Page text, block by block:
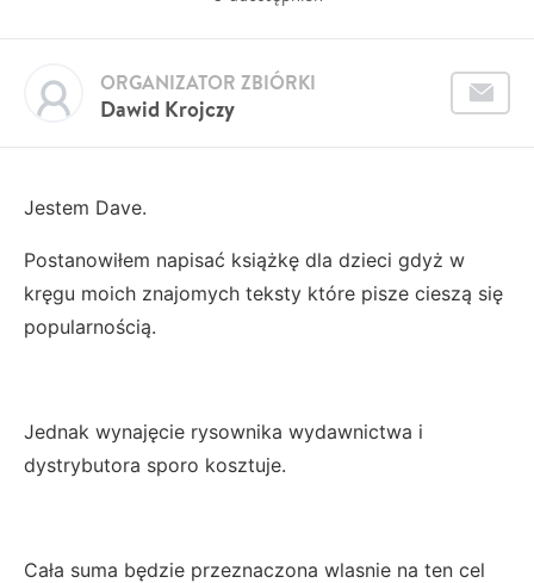
Dawid Krojczy
ORGANIZATOR ZBIÓRKI
Jestem Dave.
Postanowiłem napisać książkę dla dzieci gdyż w
kręgu moich znajomych teksty które pisze cieszą się
popularnością.
Jednak wynajęcie rysownika wydawnictwa i
dystrybutora sporo kosztuje.
Cała suma będzie przeznaczona wlasnie na ten cel